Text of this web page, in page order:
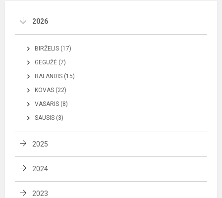
2026
BIRŽELIS (17)
GEGUŽĖ (7)
BALANDIS (15)
KOVAS (22)
VASARIS (8)
SAUSIS (3)
2025
2024
2023